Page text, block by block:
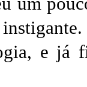
e já